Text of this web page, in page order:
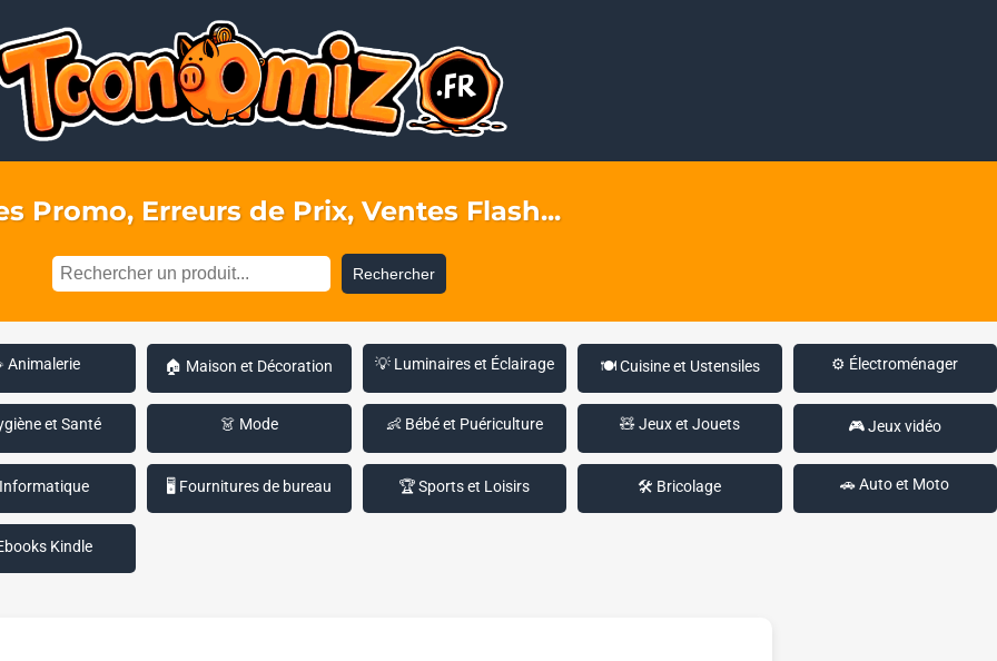
Promo, Erreurs de Prix, Ventes Flash...
Rechercher
Animalerie 🏠 Maison et Décoration 💡 Luminaires et Éclairage 🍽️ Cuisine et Ustensiles ⚙️ Électroménager
et Santé 👗 Mode 👶 Bébé et Puériculture 🧸 Jeux et Jouets 🎮 Jeux vidéo
🖥️ Fournitures de bureau 🏆 Sports et Loisirs 🛠️ Bricolage 🚗 Auto et Moto
Kindle